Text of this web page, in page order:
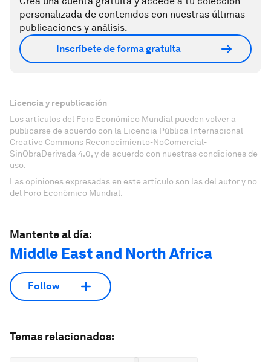
personalizada de contenidos con nuestras últimas
publicaciones y análisis.
Inscríbete de forma gratuita
Licencia y republicación
Los artículos del Foro Económico Mundial pueden volver a
publicarse de acuerdo con la Licencia Pública Internacional
Creative Commons Reconocimiento-NoComercial-
SinObraDerivada 4.0, y de acuerdo con nuestras condiciones de
uso.
Las opiniones expresadas en este artículo son las del autor y no
del Foro Económico Mundial.
Mantente al día:
Middle East and North Africa
Follow
Temas relacionados: